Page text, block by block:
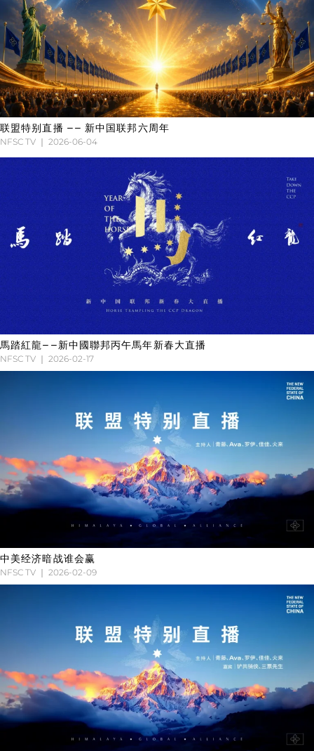
联盟特别直播 —— 新中国联邦六周年
NFSC TV 2026-06-04
馬踏紅龍——新中國聯邦丙午馬年新春大直播
NFSC TV 2026-02-17
中美经济暗战谁会赢
NFSC TV 2026-02-09